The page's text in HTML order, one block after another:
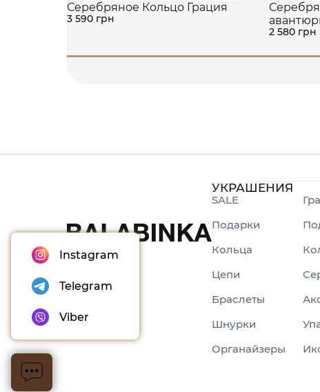
Серебряное Кольцо Грация
3 590 грн
2 580 грн
УКРАШЕНИЯ
SALE
Подарки
Кольца
Цепи
Браслеты
Шнурки
Органайзеры
Instagram
Telegram
Viber